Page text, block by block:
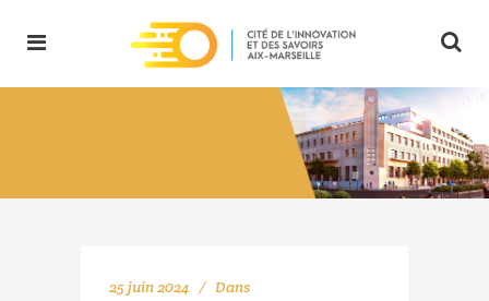
25 juin 2024 Dans